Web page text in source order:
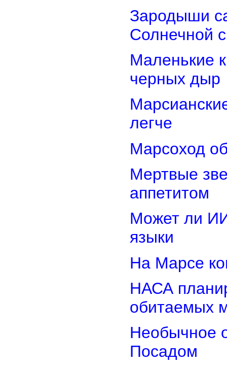
Зародыши
Солнечной
Маленькие
черных дыр
легче
Марсоход
Мертвые
аппетитом
Может ли
языки
На Марсе
НАСА
обитаемых
Необычное
Посадом